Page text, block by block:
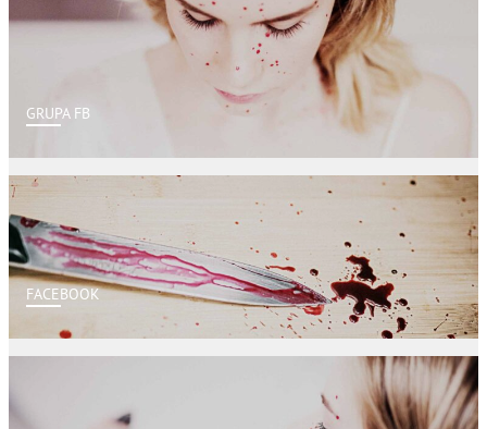
GRUPA FB
FACEBOOK